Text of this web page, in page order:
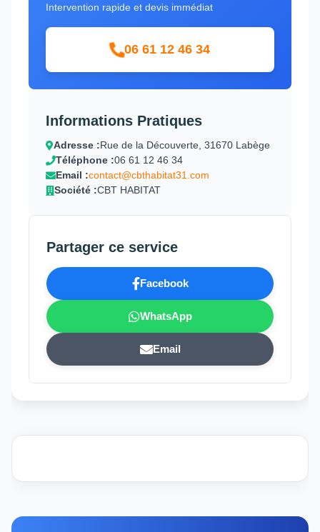
Intervention rapide et devis immédiat
06 61 12 46 34
Informations Pratiques
Adresse :Rue de la Découverte, 31670 Labège
Téléphone :06 61 12 46 34
Email :contact@cbthabitat31.com
Société :CBT HABITAT
Partager ce service
Facebook
WhatsApp
Email